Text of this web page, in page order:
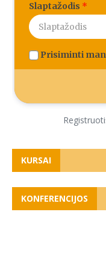
Slaptažodis *
Prisiminti
KURSAI
KONFERENCIJOS